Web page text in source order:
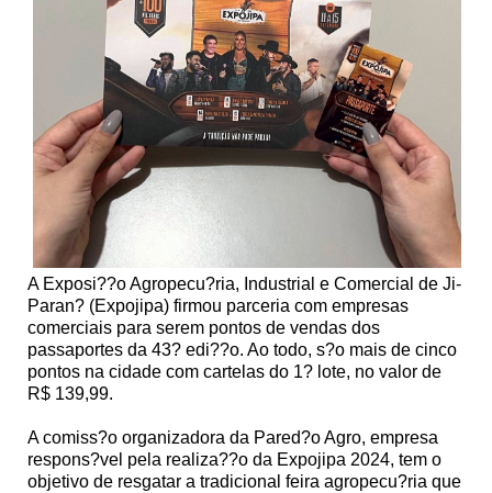
A Exposi??o Agropecu?ria, Industrial e Comercial de Ji-
Paran? (Expojipa) firmou parceria com empresas
comerciais para serem pontos de vendas dos
passaportes da 43? edi??o. Ao todo, s?o mais de cinco
pontos na cidade com cartelas do 1? lote, no valor de
R$ 139,99.
A comiss?o organizadora da Pared?o Agro, empresa
respons?vel pela realiza??o da Expojipa 2024, tem o
objetivo de resgatar a tradicional feira agropecu?ria que